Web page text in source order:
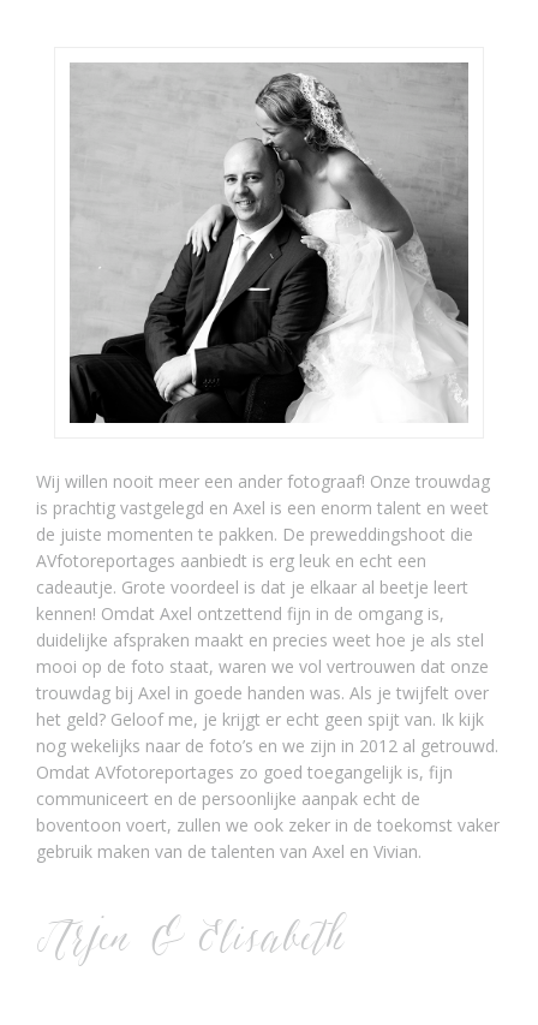
Wij willen nooit meer een ander fotograaf! Onze trouwdag
is prachtig vastgelegd en Axel is een enorm talent en weet
de juiste momenten te pakken. De preweddingshoot die
AVfotoreportages aanbiedt is erg leuk en echt een
cadeautje. Grote voordeel is dat je elkaar al beetje leert
kennen! Omdat Axel ontzettend fijn in de omgang is,
duidelijke afspraken maakt en precies weet hoe je als stel
mooi op de foto staat, waren we vol vertrouwen dat onze
trouwdag bij Axel in goede handen was. Als je twijfelt over
het geld? Geloof me, je krijgt er echt geen spijt van. Ik kijk
nog wekelijks naar de foto’s en we zijn in 2012 al getrouwd.
Omdat AVfotoreportages zo goed toegangelijk is, fijn
communiceert en de persoonlijke aanpak echt de
boventoon voert, zullen we ook zeker in de toekomst vaker
gebruik maken van de talenten van Axel en Vivian.
Arjen & Elisabeth